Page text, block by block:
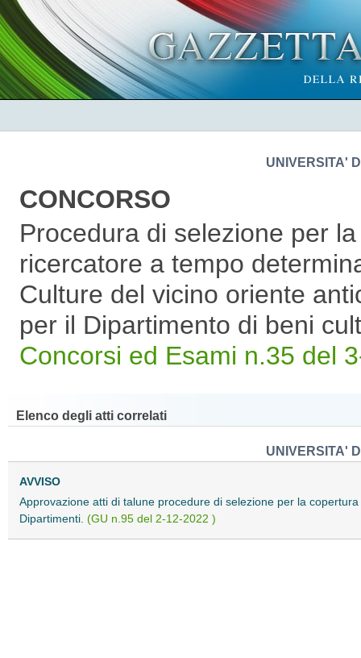
UNIVERSITA'
CONCORSO
Procedura di selezione per
ricercatore a tempo
Culture del vicino oriente
per il Dipartimento di beni
Concorsi ed Esami n.35 del
Elenco degli atti correlati
UNIVERSITA'
AVVISO
Approvazione atti di talune procedure di selezione per la
Dipartimenti. (GU n.95 del 2-12-2022 )